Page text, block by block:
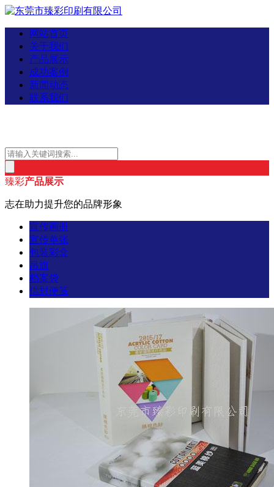
网站首页
关于我们
产品展示
成功案例
新闻动态
联系我们
臻彩产品展示
志在助力提升您的品牌形象
宣传画册
宣传单张
包装彩盒
吊旗
档案袋
信封便笺